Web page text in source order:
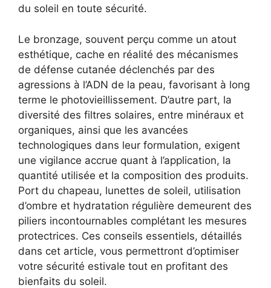
du soleil en toute sécurité.
Le bronzage, souvent perçu comme un atout
esthétique, cache en réalité des mécanismes
de défense cutanée déclenchés par des
agressions à l’ADN de la peau, favorisant à long
terme le photovieillissement. D’autre part, la
diversité des filtres solaires, entre minéraux et
organiques, ainsi que les avancées
technologiques dans leur formulation, exigent
une vigilance accrue quant à l’application, la
quantité utilisée et la composition des produits.
Port du chapeau, lunettes de soleil, utilisation
d’ombre et hydratation régulière demeurent des
piliers incontournables complétant les mesures
protectrices. Ces conseils essentiels, détaillés
dans cet article, vous permettront d’optimiser
votre sécurité estivale tout en profitant des
bienfaits du soleil.